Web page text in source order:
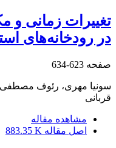
تغییرات زمانی و
در رودخانه‌های
صفحه 623-634
سونیا مهری، رئوف
قربانی
مشاهده مقاله
اصل مقاله 883.35 K